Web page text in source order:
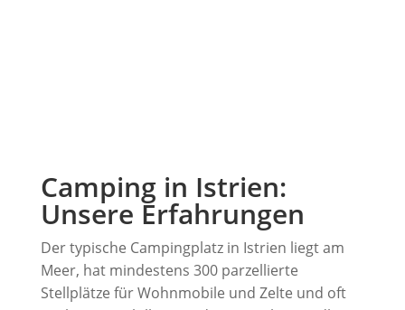
Camping in Istrien:
Unsere Erfahrungen
Der typische Campingplatz in Istrien liegt am
Meer, hat mindestens 300 parzellierte
Stellplätze für Wohnmobile und Zelte und oft